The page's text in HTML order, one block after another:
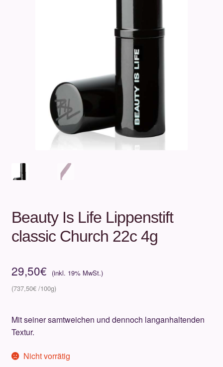
Beauty Is Life Lippenstift
classic Church 22c 4g
29,50€
737,50€
Mit seiner samtweichen und dennoch langanhaltenden
Textur.
Nicht vorrätig